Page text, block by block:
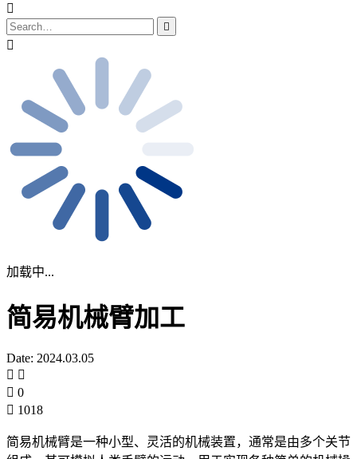
加载中...
简易机械臂加工
Date: 2024.03.05
0
1018
简易机械臂是一种小型、灵活的机械装置，通常是由多个关节